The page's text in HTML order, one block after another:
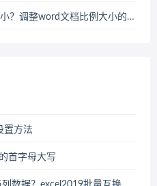
整word文档比例大小的方法教程
置方法
首字母大写